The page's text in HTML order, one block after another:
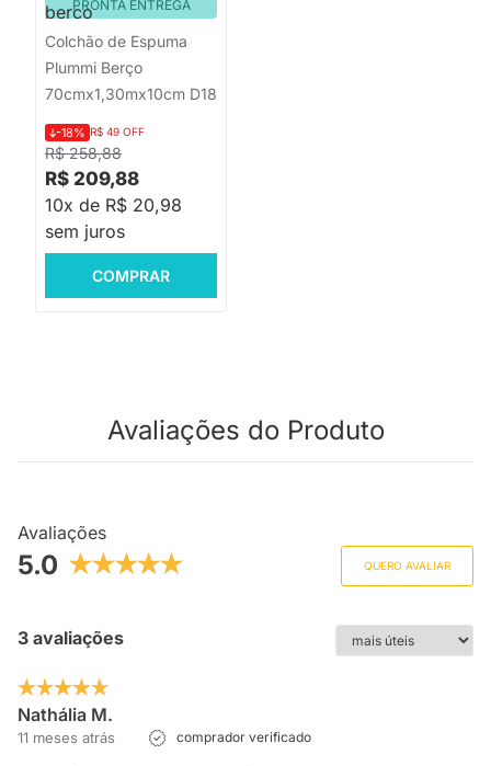
PRONTA ENTREGA
Colchão de Espuma
Plummi Berço
70cmx1,30mx10cm D18
R$ 258,88
-18% R$ 49 OFF
R$ 209,88
10x de R$ 20,98
sem juros
COMPRAR
Avaliações do Produto
Avaliações
5.0 QUERO AVALIAR
3 avaliações
Nathália M.
11 meses atrás comprador verificado